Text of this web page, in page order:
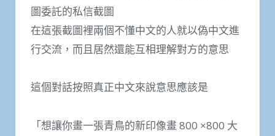
圖委託的私信截圖
在這張截圖裡兩個不懂中文的人就以偽中文進
行交流，而且居然還能互相理解對方的意思
這個對話按照真正中文來說意思應該是
「想讓你畫一張青鳥的新印像畫 800 ×800 大